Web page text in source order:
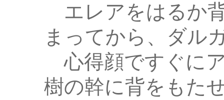
エレアをはるか
まってから、ダル
心得顔ですぐに
樹の幹に背をもた